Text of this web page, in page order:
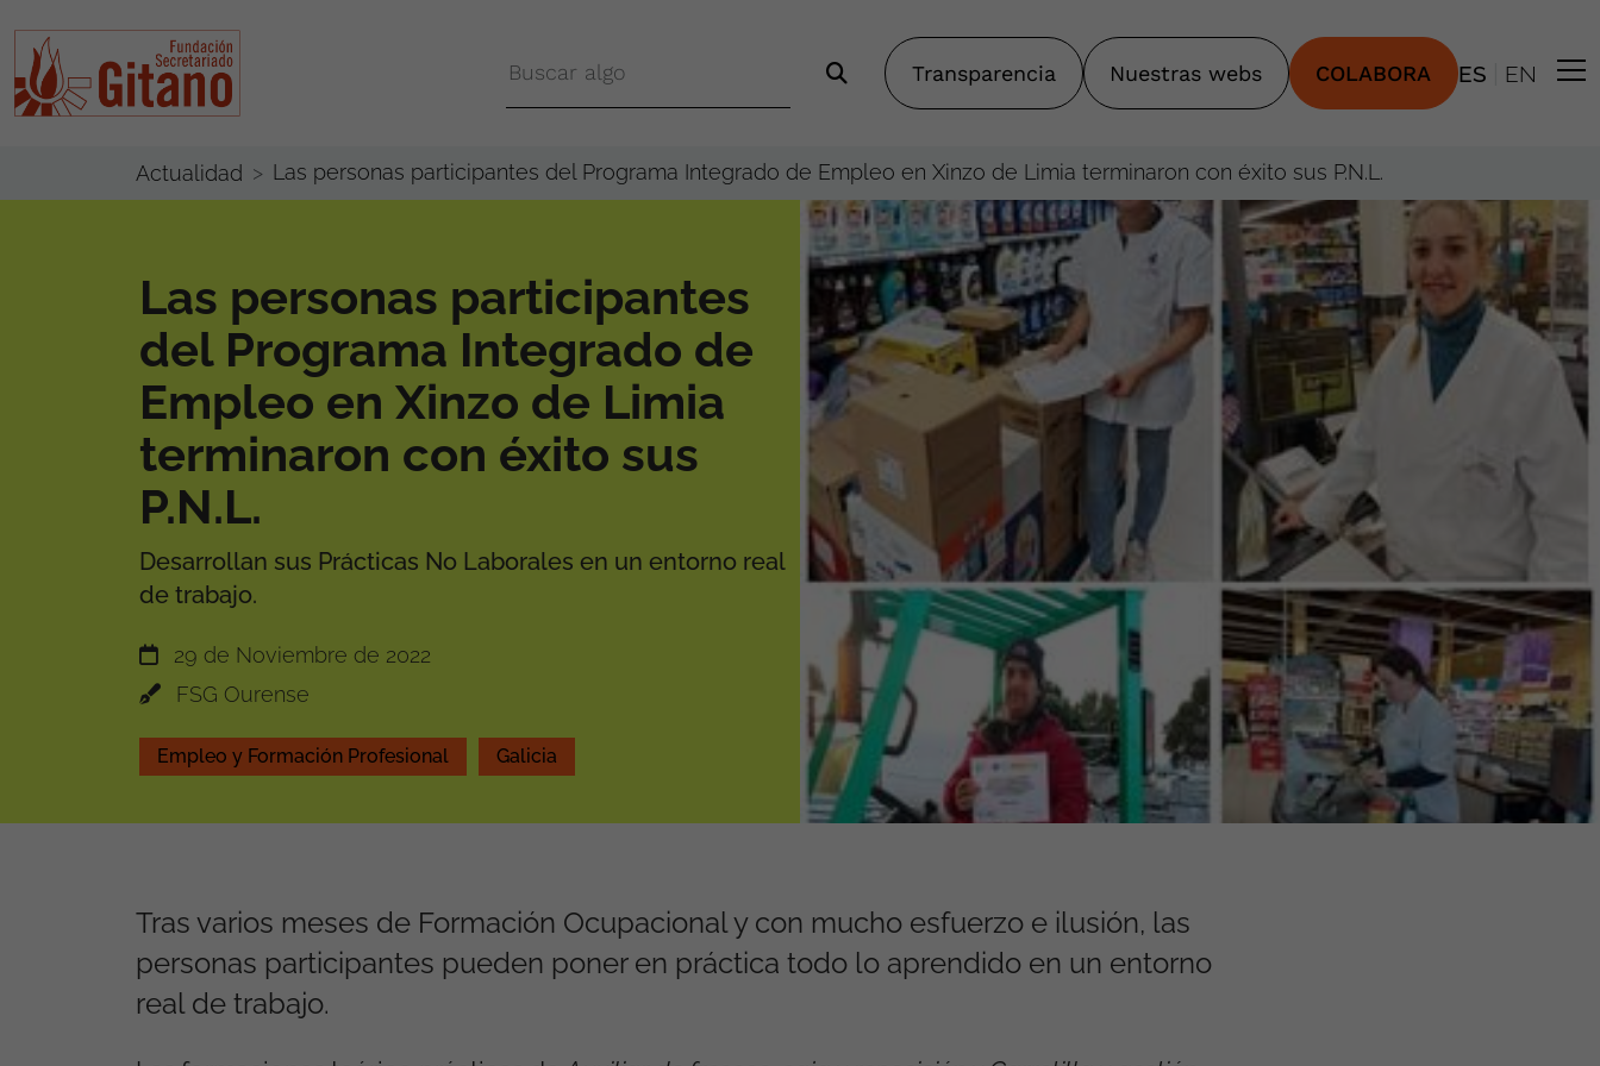
Transparencia Nuestras webs COLABORA ES EN
Actualidad Las personas participantes del Programa Integrado de Empleo en Xinzo de Limia terminaron con éxito sus P.N.L.
Las personas participantes
del Programa Integrado de
Empleo en Xinzo de Limia
terminaron con éxito sus
P.N.L.
Desarrollan sus Prácticas No Laborales en un entorno real
de trabajo.
29 de Noviembre de 2022
FSG Ourense
Empleo y Formación Profesional Galicia
Tras varios meses de Formación Ocupacional y con mucho esfuerzo e ilusión, las
personas participantes pueden poner en práctica todo lo aprendido en un entorno
real de trabajo.